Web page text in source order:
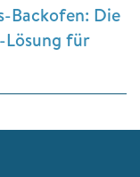
Backofen: Die
Lösung für